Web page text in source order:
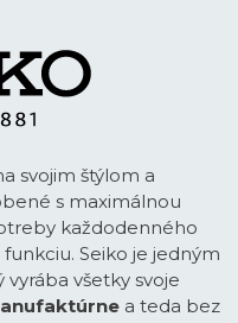
svojim štýlom a
s maximálnou
každodenného
Seiko je jedným
všetky svoje
a teda bez